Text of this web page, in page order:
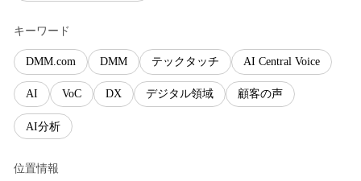
キーワード
DMM.com DMM テックタッチ AI Central Voice
AI VoC DX デジタル領域 顧客の声
AI分析
位置情報